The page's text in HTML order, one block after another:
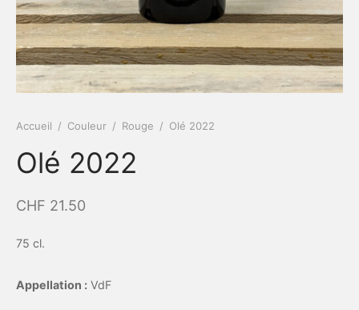
Accueil / Couleur / Rouge / Olé 2022
Olé 2022
CHF 21.50
75 cl.
Appellation : VdF